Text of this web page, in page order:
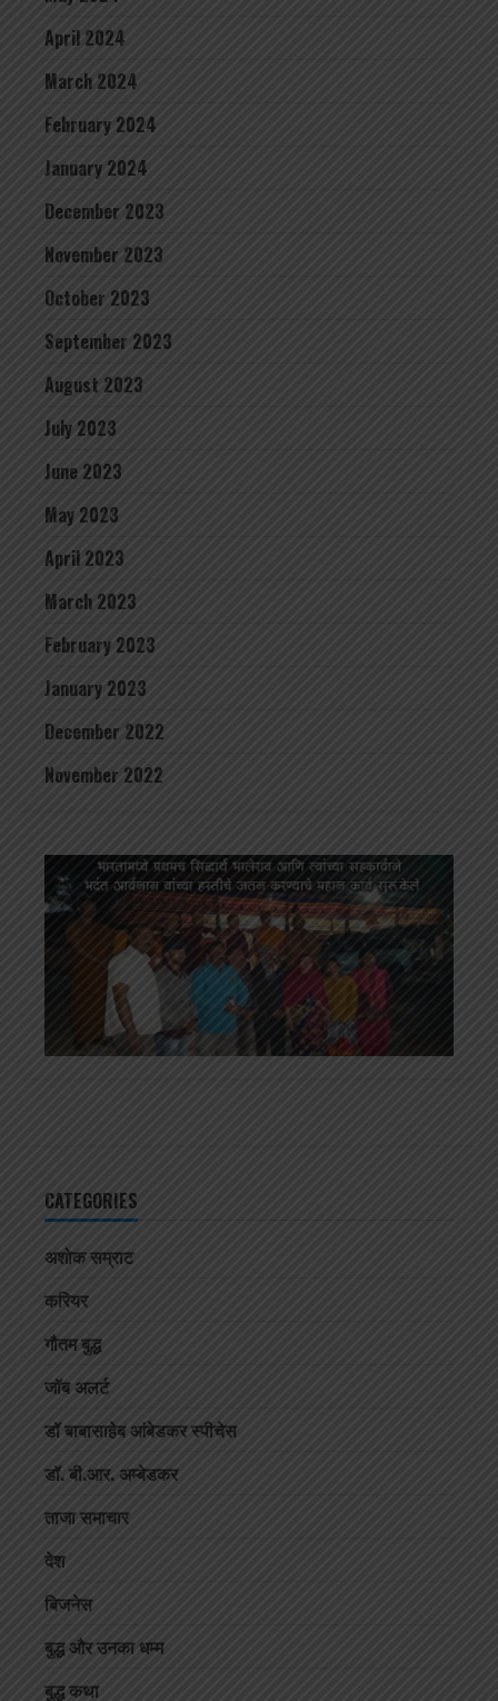
April 2024
March 2024
February 2024
January 2024
December 2023
November 2023
October 2023
September 2023
August 2023
July 2023
June 2023
May 2023
April 2023
March 2023
February 2023
January 2023
December 2022
November 2022
CATEGORIES
अशोक सम्राट
करियर
गौतम बुद्ध
जॉब अलर्ट
डॉ बाबासाहेब आंबेडकर स्पीचेस
डॉ. बी.आर. अम्बेडकर
ताजा समाचार
देश
बिजनेस
बुद्ध और उनका धम्म
बुद्ध कथा